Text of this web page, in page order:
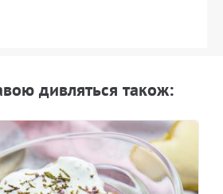
дивляться також: